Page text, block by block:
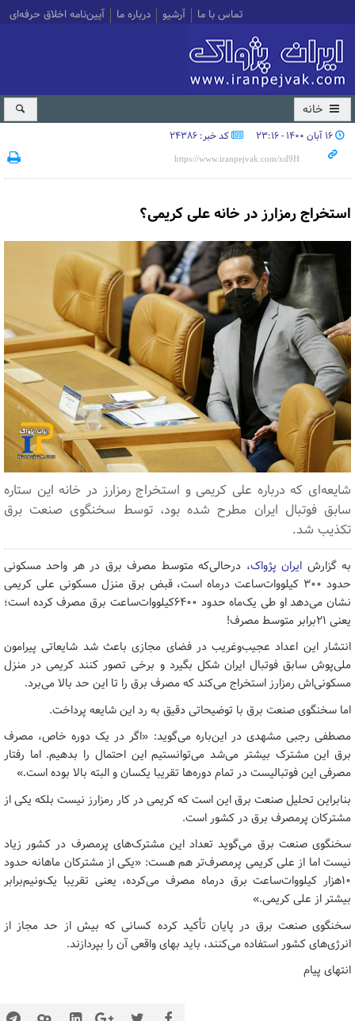
تماس با ما آرشیو درباره ما آیین‌نامه اخلاق حرفه‌ای
خانه
۱۶ آبان ۱۴۰۰ - ۲۳:۱۶ کد خبر: 24386
استخراج رمزارز در خانه علی کریمی؟
شایعه‌ای که درباره علی کریمی و استخراج رمزارز در خانه این ستاره
سابق فوتبال ایران مطرح شده بود، توسط سخنگوی صنعت برق
تکذیب شد.
به گزارش ایران پژواک، درحالی‌که متوسط مصرف برق در هر واحد مسکونی
حدود ۳۰۰ کیلووات‌ساعت درماه است، قبض برق منزل مسکونی علی کریمی
نشان می‌دهد او طی یک‌ماه حدود ۶۴۰۰کیلووات‌ساعت برق مصرف کرده است؛
یعنی ۲۱برابر متوسط مصرف!
انتشار این اعداد عجیب‌وغریب در فضای مجازی باعث شد شایعاتی پیرامون
ملی‌پوش سابق فوتبال ایران شکل بگیرد و برخی تصور کنند کریمی در منزل
مسکونی‌اش رمزارز استخراج می‌کند که مصرف برق را تا این حد بالا می‌برد.
اما سخنگوی صنعت برق با توضیحاتی دقیق به رد این شایعه پرداخت.
مصطفی رجبی‌ مشهدی در این‌باره می‌گوید: «اگر در یک دوره خاص، مصرف
برق این مشترک بیشتر می‌شد می‌توانستیم این احتمال را بدهیم. اما رفتار
مصرفی این فوتبالیست در تمام دوره‌ها تقریبا یکسان و البته بالا بوده است.»
بنابراین تحلیل صنعت برق این است که کریمی در کار رمزارز نیست بلکه یکی از
مشترکان پرمصرف برق در کشور است.
سخنگوی صنعت برق می‌گوید تعداد این مشترک‌های پرمصرف در کشور زیاد
نیست اما از علی کریمی پرمصرف‌تر هم هست: «یکی از مشترکان ماهانه حدود
۱۰هزار کیلووات‌ساعت برق درماه مصرف می‌کرده، یعنی تقریبا یک‌ونیم‌برابر
بیشتر از علی کریمی.»
سخنگوی صنعت برق در پایان تأکید کرده کسانی که بیش از حد مجاز از
انرژی‌های کشور استفاده می‌کنند، باید بهای واقعی آن را بپردازند.
انتهای پیام